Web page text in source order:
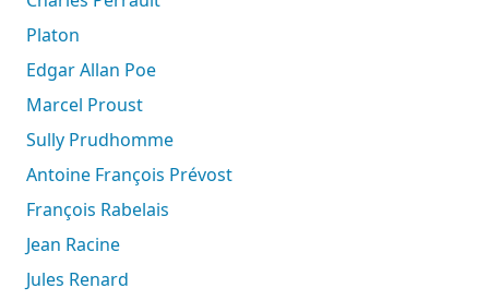
Platon
Edgar Allan Poe
Marcel Proust
Sully Prudhomme
Antoine François Prévost
François Rabelais
Jean Racine
Jules Renard